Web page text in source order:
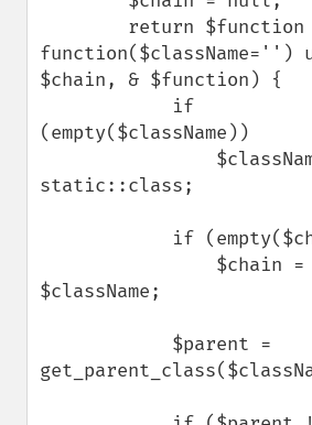
function($className='')
$chain, & $function) {
(empty($className))
static::class;
$className;